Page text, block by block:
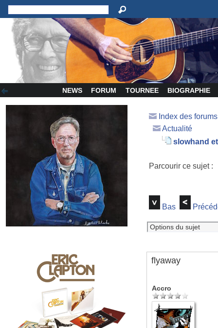
NEWS FORUM TOURNEE BIOGRAPHIE
Index des
Actualité
slowhand
Parcourir ce sujet
Bas
flyaway
Accro